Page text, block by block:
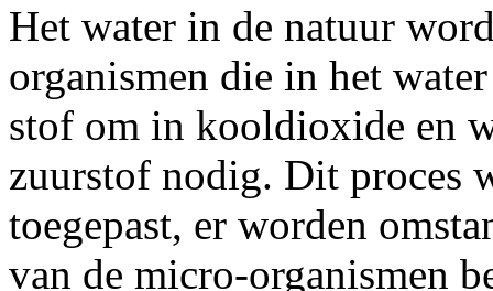
Het water in de natuur
organismen die in het
stof om in kooldioxide en
zuurstof nodig. Dit proces
toegepast, er worden
van de micro-organismen